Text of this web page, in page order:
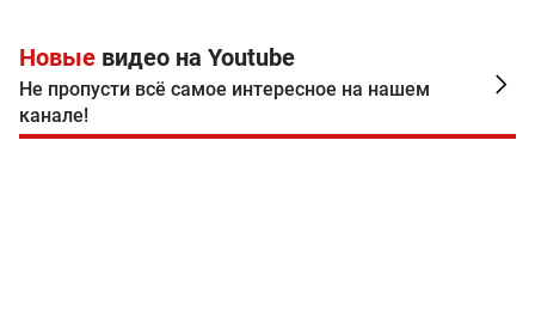
Новые видео на Youtube
Не пропусти всё самое интересное на нашем
канале!